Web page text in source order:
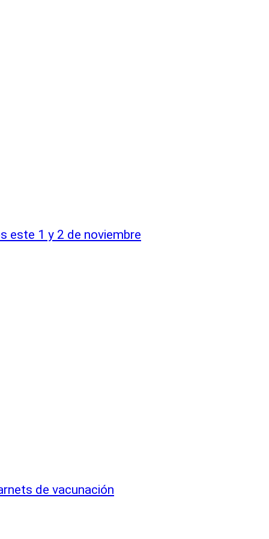
este 1 y 2 de noviembre
de vacunación